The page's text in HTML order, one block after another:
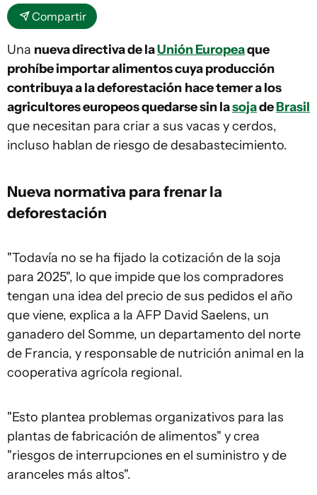
Compartir
Una nueva directiva de laUnión Europeaque
prohíbe importar alimentos cuya producción
contribuya a la deforestación hace temer a los
agricultores europeos quedarse sin lasojadeBrasil
que necesitan para criar a sus vacas y cerdos,
incluso hablan de riesgo de desabastecimiento.
Nueva normativa para frenar la
deforestación
"Todavía no se ha fijado la cotización de la soja
para 2025", lo que impide que los compradores
tengan una idea del precio de sus pedidos el año
que viene, explica a la AFP David Saelens, un
ganadero del Somme, un departamento del norte
de Francia, y responsable de nutrición animal en la
cooperativa agrícola regional.
"Esto plantea problemas organizativos para las
plantas de fabricación de alimentos" y crea
"riesgos de interrupciones en el suministro y de
aranceles más altos".